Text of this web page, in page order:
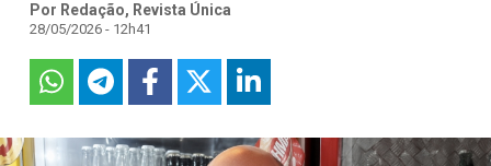
Por Redação, Revista Única
28/05/2026 - 12h41